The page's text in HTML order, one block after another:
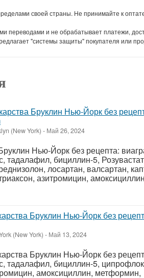
своей страны. Не принимайте к
переводами и не обрабатывает платежи,
"системы защиты" покупателя или
Бруклин Нью-Йорк без
(New York) - Май 26, 2024
Нью-Йорк без рецепта:
тадалафил, бициллин-5,
лосартан, валсартан,
азитромицин,
Бруклин Нью-Йорк без
(New York) - Май 13, 2024
Бруклин Нью-Йорк без
тадалафил, бициллин-5,
амоксициллин, метформин,